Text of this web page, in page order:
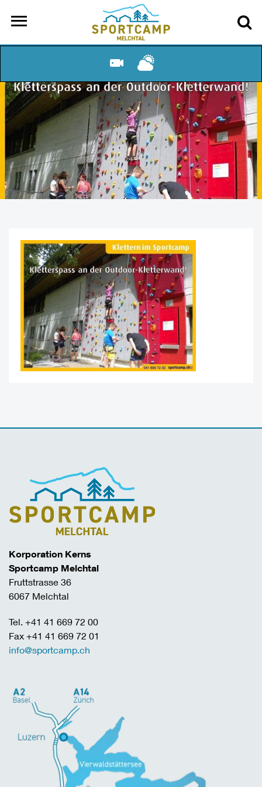
Korporation Kerns
Sportcamp Melchtal
Fruttstrasse 36
6067 Melchtal
Tel. +41 41 669 72 00
Fax +41 41 669 72 01
info@sportcamp.ch